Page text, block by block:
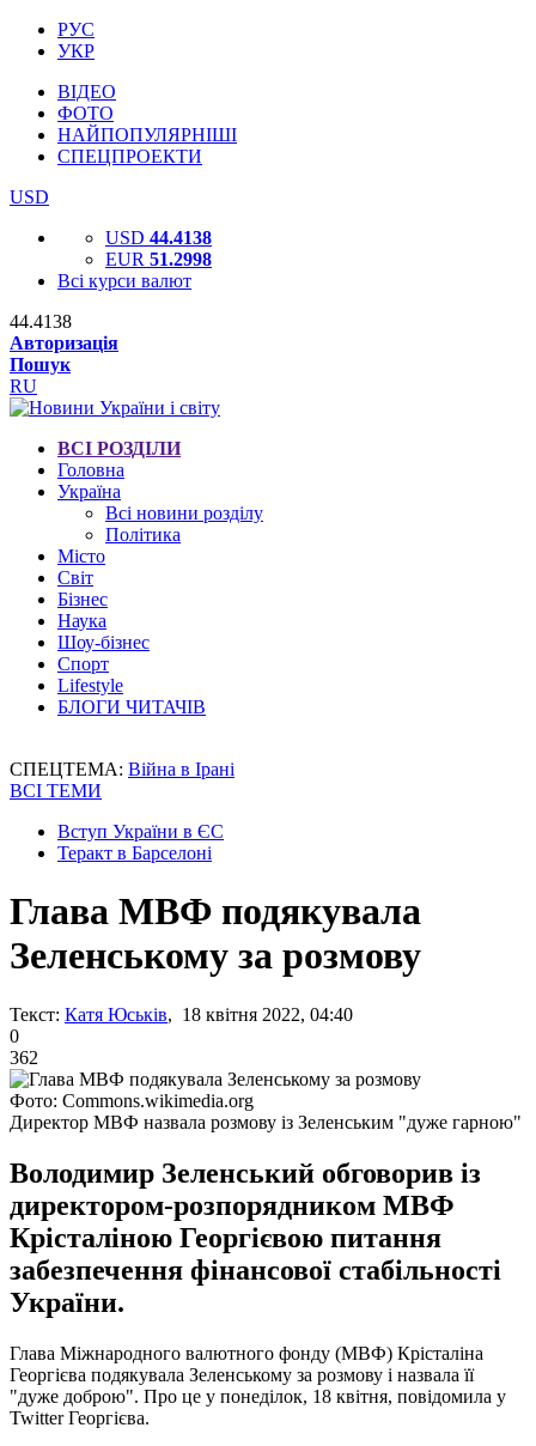
РУС
УКР
ВІДЕО
ФОТО
НАЙПОПУЛЯРНІШІ
СПЕЦПРОЕКТИ
USD
USD 44.4138
EUR 51.2998
Всі курси валют
44.4138
Авторизація
Пошук
RU
ВСІ РОЗДІЛИ
Головна
Україна
Всі новини розділу
Політика
Місто
Світ
Бізнес
Наука
Шоу-бізнес
Спорт
Lifestyle
БЛОГИ ЧИТАЧІВ
СПЕЦТЕМА: Війна в Ірані
ВСІ ТЕМИ
Вступ України в ЄС
Теракт в Барселоні
Глава МВФ подякувала
Зеленському за розмову
Текст: Катя Юськів, 18 квітня 2022, 04:40
0
362
Фото: Commons.wikimedia.org
Директор МВФ назвала розмову із Зеленським "дуже гарною"
Володимир Зеленський обговорив із
директором-розпорядником МВФ
Крісталіною Георгієвою питання
забезпечення фінансової стабільності
України.
Глава Міжнародного валютного фонду (МВФ) Крісталіна
Георгієва подякувала Зеленському за розмову і назвала її
"дуже доброю". Про це у понеділок, 18 квітня, повідомила у
Twitter Георгієва.